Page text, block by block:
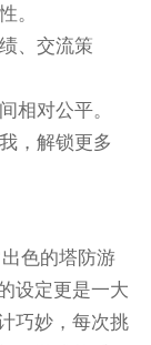
。
、交流策
相对公平。
，解锁更多
色的塔防游
设定更是一大
巧妙，每次挑